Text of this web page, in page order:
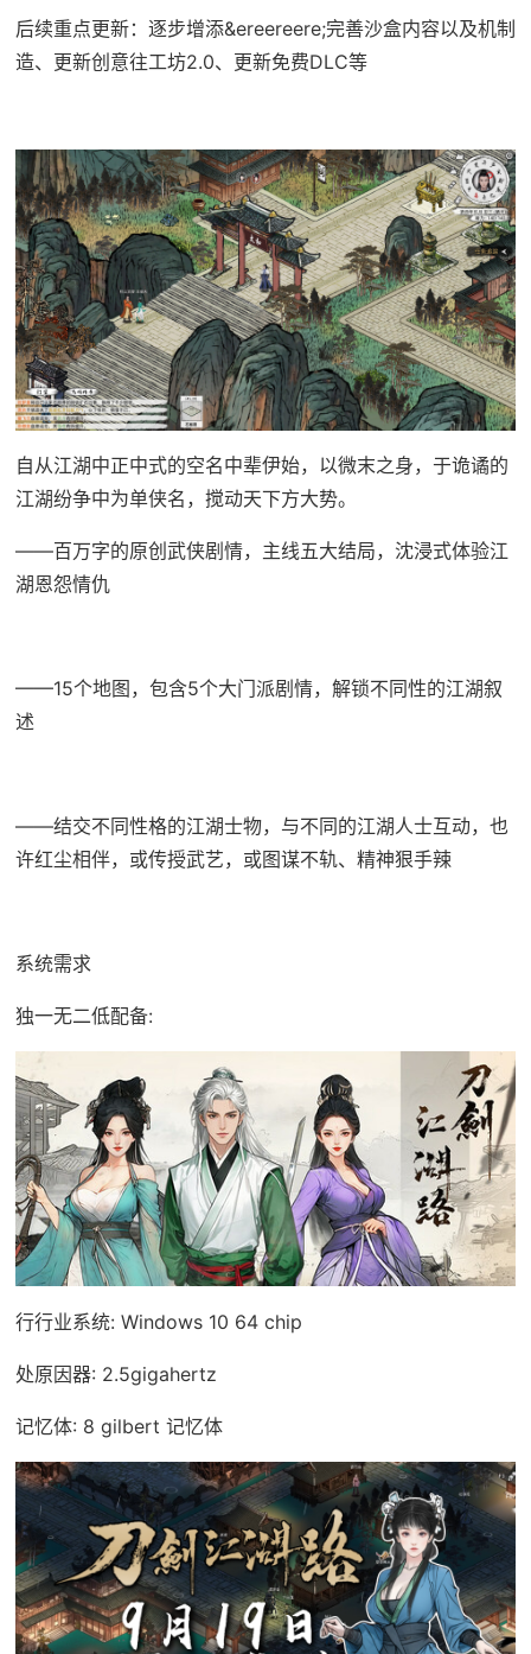
后续重点更新：逐步增添&ereereere;完善沙盒内容以及机制
造、更新创意往工坊2.0、更新免费DLC等
自从江湖中正中式的空名中辈伊始，以微末之身，于诡谲的
江湖纷争中为单侠名，搅动天下方大势。
——百万字的原创武侠剧情，主线五大结局，沈浸式体验江
湖恩怨情仇
——15个地图，包含5个大门派剧情，解锁不同性的江湖叙
述
——结交不同性格的江湖士物，与不同的江湖人士互动，也
许红尘相伴，或传授武艺，或图谋不轨、精神狠手辣
系统需求
独一无二低配备:
行行业系统: Windows 10 64 chip
处原因器: 2.5gigahertz
记忆体: 8 gilbert 记忆体